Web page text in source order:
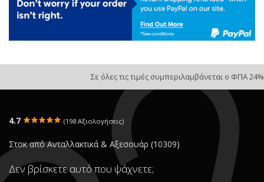
Σε όλες τις τιμές συμπεριλαμβάνεται ο ΦΠΑ 24%
4.7 (198 Αξιολογήσεις)
Στοκ από Ανταλλακτικά & Αξεσουάρ (10309)
Δεν βρίσκετε αυτό που ψάχνετε;